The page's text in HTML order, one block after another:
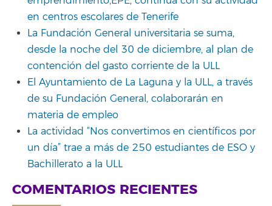
en centros escolares de Tenerife
La Fundación General universitaria se suma,
desde la noche del 30 de diciembre, al plan de
contención del gasto corriente de la ULL
El Ayuntamiento de La Laguna y la ULL, a través
de su Fundación General, colaborarán en
materia de empleo
La actividad “Nos convertimos en científicos por
un día” trae a más de 250 estudiantes de ESO y
Bachillerato a la ULL
COMENTARIOS RECIENTES